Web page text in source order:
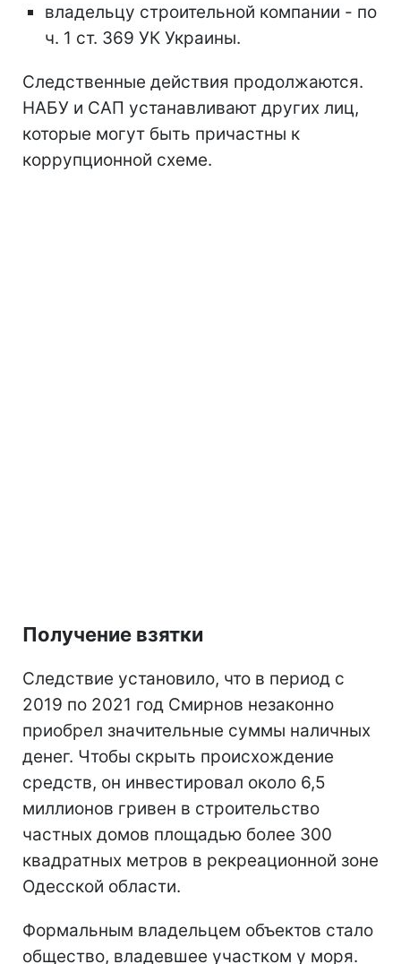
владельцу строительной компании - по
ч. 1 ст. 369 УК Украины.
Следственные действия продолжаются.
НАБУ и САП устанавливают других лиц,
которые могут быть причастны к
коррупционной схеме.
Получение взятки
Следствие установило, что в период с
2019 по 2021 год Смирнов незаконно
приобрел значительные суммы наличных
денег. Чтобы скрыть происхождение
средств, он инвестировал около 6,5
миллионов гривен в строительство
частных домов площадью более 300
квадратных метров в рекреационной зоне
Одесской области.
Формальным владельцем объектов стало
общество, владевшее участком у моря.